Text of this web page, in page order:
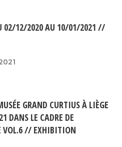
02/12/2020 AU 10/01/2021 //
GRAND CURTIUS À LIÈGE
DANS LE CADRE DE
VOL.6 // EXHIBITION